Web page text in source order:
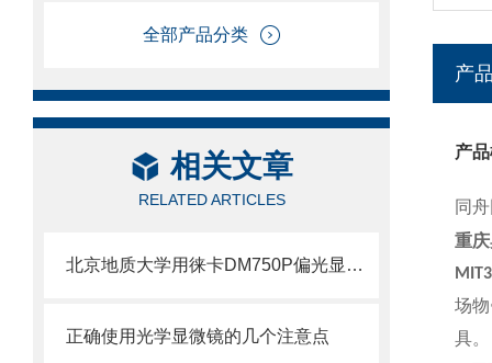
全部产品分类
相关文章
RELATED ARTICLES
北京地质大学用徕卡DM750P偏光显微镜徕卡显微镜
正确使用光学显微镜的几个注意点
产
产
同
重
场
具。